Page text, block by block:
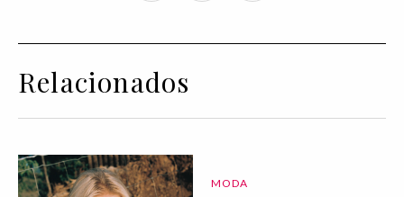
Relacionados
MODA